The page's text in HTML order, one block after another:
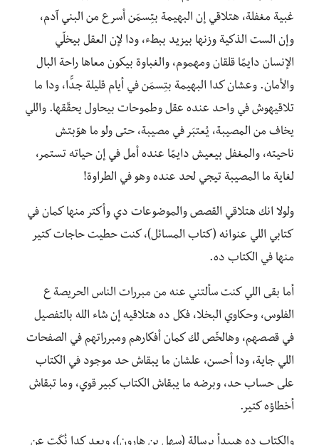
غبية مغفلة، هتلاقي إن البهيمة بتِسمَن أسرع من البني آدم،
وإن الست الذكية وزنها بيزيد ببطء، ودا لإن العقل بيخلّي
الإنسان دايمًا قلقان ومهموم، والغباوة بيكون معاها راحة البال
والأمان. وعشان كدا البهيمة بتِسمَن في أيام قليلة جدًّا، ودا ما
تلاقيهوش في واحد عنده عقل وطموحات بيحاول يحقّقها. واللي
يخاف من المصيبة، يُعتبَر في مصيبة، حتى ولو ما هوّبتش
ناحيته، والمغفل بيعيش دايمًا عنده أمل في إن حياته تستمر،
لغاية ما المصيبة تيجي لحد عنده وهو في الطراوة!
ولولا انك هتلاقي القصص والموضوعات دي وأكتر منها كمان في
كتابي اللي عنوانه (كتاب المسائل)، كنت حطيت حاجات كتير
منها في الكتاب ده.
أما بقى اللي كنت سألتني عنه من مبررات الناس الحريصة ع
الفلوس، وحكاوي البخلا، فكل ده هتلاقيه إن شاء الله بالتفصيل
في قصصهم، وهالخّص لك كمان أفكارهم ومبرراتهم في الصفحات
اللي جاية، ودا أحسن، علشان ما يبقاش حد موجود في الكتاب
على حساب حد، وبرضه ما يبقاش الكتاب كبير قوي، وما تبقاش
أخطاؤه كتير.